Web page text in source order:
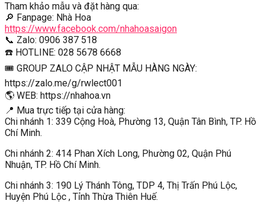
Tham khảo mẫu và đặt hàng qua:
🔎 Fanpage: Nhà Hoa
https://www.facebook.com/nhahoasaigon
📞 Zalo: 0906 387 518
☎️ HOTLINE: 028 5678 6668
🎟 GROUP ZALO CẬP NHẬT MẪU HÀNG NGÀY:
https://zalo.me/g/rwlect001
🌎 WEB: https://nhahoa.vn
📍 Mua trực tiếp tại cửa hàng:
Chi nhánh 1: 339 Cộng Hoà, Phường 13, Quận Tân Bình, TP. Hồ
Chí Minh.
Chi nhánh 2: 414 Phan Xích Long, Phường 02, Quận Phú
Nhuận, TP. Hồ Chí Minh.
Chi nhánh 3: 190 Lý Thánh Tông, TDP 4, Thị Trấn Phú Lộc,
Huyện Phú Lộc , Tỉnh Thừa Thiên Huế.